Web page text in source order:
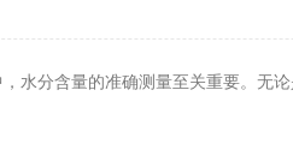
分含量的准确测量至关重要。无论